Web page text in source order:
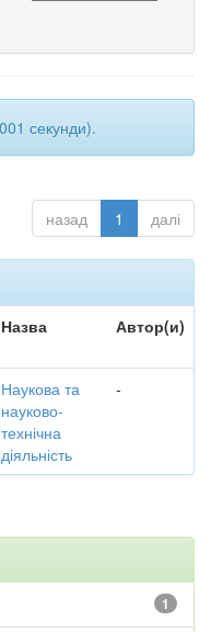
секунди).
назад 1 далі
Назва Автор(и)
Наукова та
науково-
технічна
діяльність
-
1